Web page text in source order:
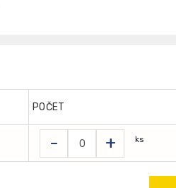
POČET
- + ks